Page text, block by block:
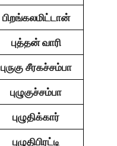
பிறங்கலமிட்டான்
புத்தன் வாரி
புருகு சீரகச்சம்பா
புழுகுச்சம்பா
புழுதிக்கார்
புழுதிபிரட்டி